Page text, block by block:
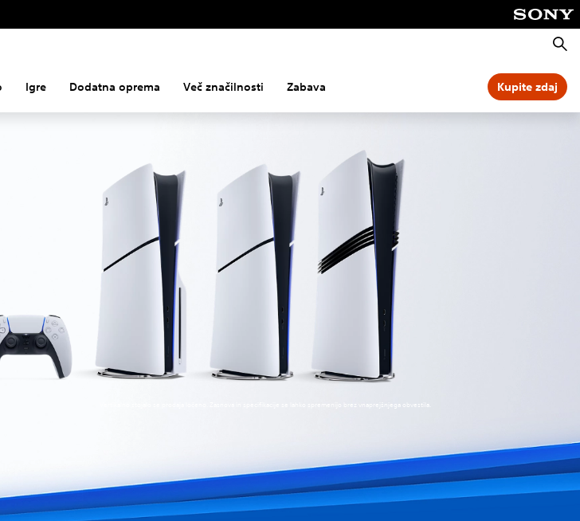
Išči
Igre Dodatna oprema Več značilnosti Zabava Kupite zdaj
Vertikalno stojalo se prodaja ločeno. Zasnova in specifikacije se lahko spremenijo brez vnaprejšnjega obvestila.